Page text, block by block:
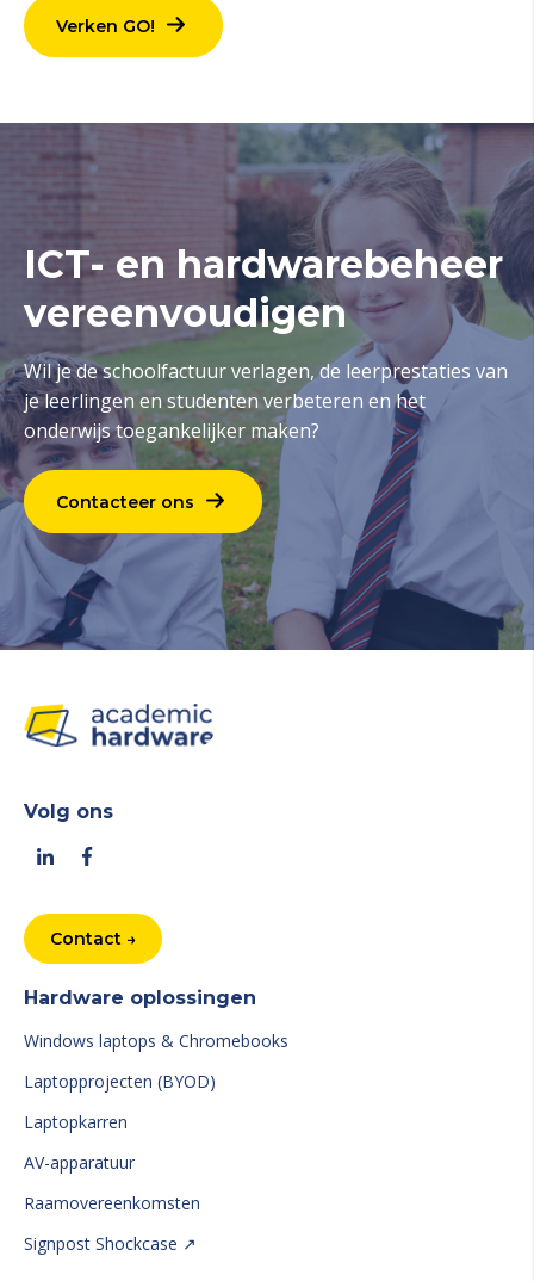
Verken GO!
ICT- en hardwarebeheer
vereenvoudigen
Wil je de schoolfactuur verlagen, de leerprestaties van
je leerlingen en studenten verbeteren en het
onderwijs toegankelijker maken?
Contacteer ons
Volg ons
Contact →
Hardware oplossingen
Windows laptops & Chromebooks
Laptopprojecten (BYOD)
Laptopkarren
AV-apparatuur
Raamovereenkomsten
Signpost Shockcase ↗